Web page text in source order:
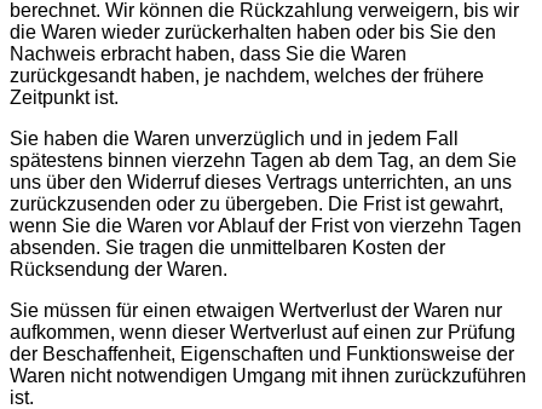
berechnet. Wir können die Rückzahlung verweigern, bis wir
die Waren wieder zurückerhalten haben oder bis Sie den
Nachweis erbracht haben, dass Sie die Waren
zurückgesandt haben, je nachdem, welches der frühere
Zeitpunkt ist.
Sie haben die Waren unverzüglich und in jedem Fall
spätestens binnen vierzehn Tagen ab dem Tag, an dem Sie
uns über den Widerruf dieses Vertrags unterrichten, an uns
zurückzusenden oder zu übergeben. Die Frist ist gewahrt,
wenn Sie die Waren vor Ablauf der Frist von vierzehn Tagen
absenden. Sie tragen die unmittelbaren Kosten der
Rücksendung der Waren.
Sie müssen für einen etwaigen Wertverlust der Waren nur
aufkommen, wenn dieser Wertverlust auf einen zur Prüfung
der Beschaffenheit, Eigenschaften und Funktionsweise der
Waren nicht notwendigen Umgang mit ihnen zurückzuführen
ist.